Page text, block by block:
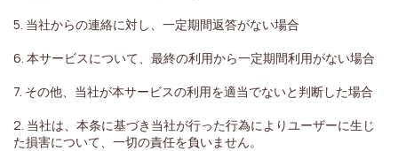
5. 当社からの連絡に対し、一定期間返答がない場合
6. 本サービスについて、最終の利用から一定期間利用がない場合
7. その他、当社が本サービスの利用を適当でないと判断した場合
2. 当社は、本条に基づき当社が行った行為によりユーザーに生じ
た損害について、一切の責任を負いません。